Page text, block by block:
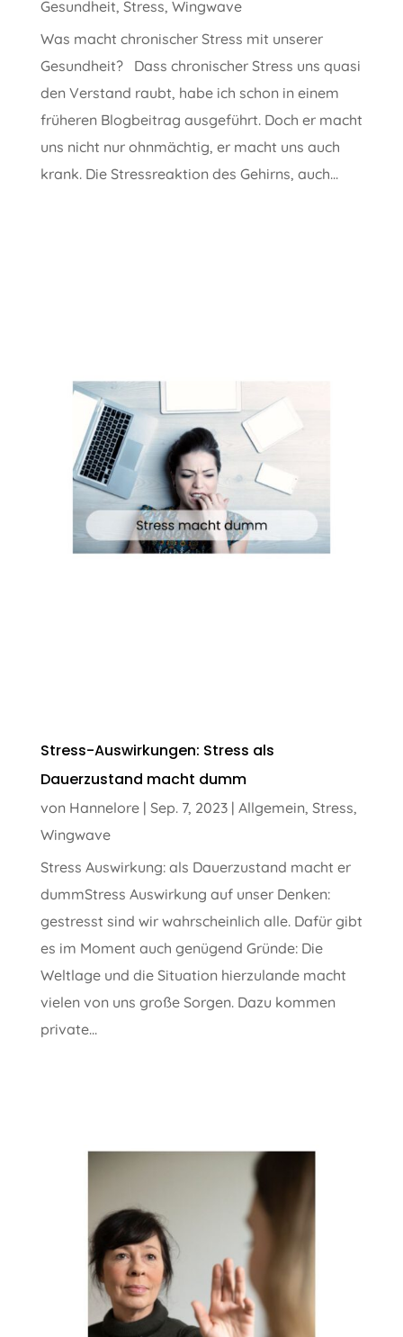
Gesundheit, Stress, Wingwave
Was macht chronischer Stress mit unserer
Gesundheit? Dass chronischer Stress uns quasi
den Verstand raubt, habe ich schon in einem
früheren Blogbeitrag ausgeführt. Doch er macht
uns nicht nur ohnmächtig, er macht uns auch
krank. Die Stressreaktion des Gehirns, auch...
Stress-Auswirkungen: Stress als
Dauerzustand macht dumm
von Hannelore| Sep. 7, 2023| Allgemein, Stress,
Wingwave
Stress Auswirkung: als Dauerzustand macht er
dummStress Auswirkung auf unser Denken:
gestresst sind wir wahrscheinlich alle. Dafür gibt
es im Moment auch genügend Gründe: Die
Weltlage und die Situation hierzulande macht
vielen von uns große Sorgen. Dazu kommen
private...